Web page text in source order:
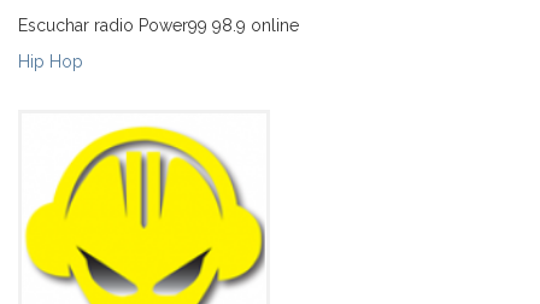
Escuchar radio Power99 98.9 online
Hip Hop